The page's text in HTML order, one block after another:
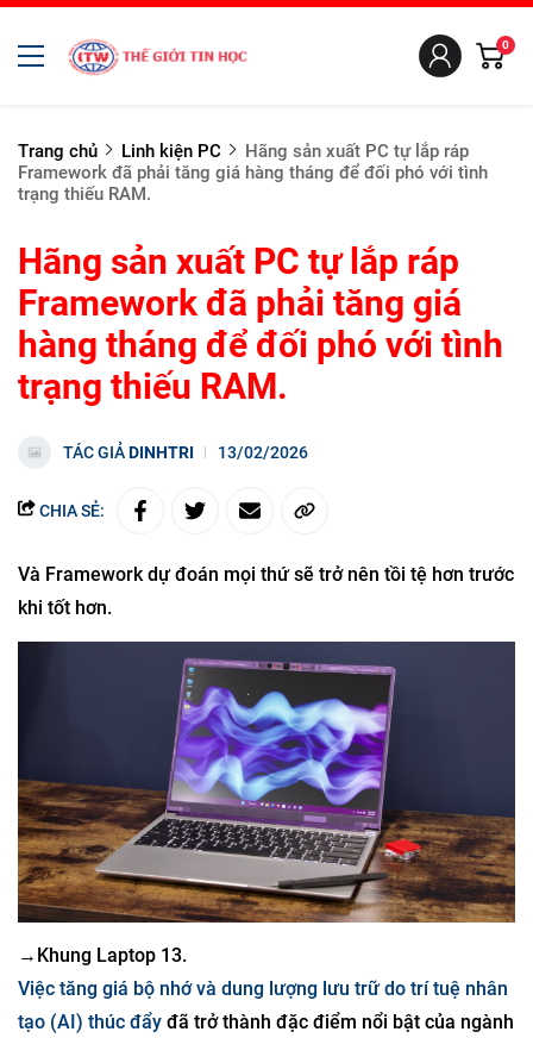
0
Trang chủ Linh kiện PC
Hãng sản xuất PC tự lắp ráp
Framework đã phải tăng giá hàng tháng để đối phó với tình
trạng thiếu RAM.
Hãng sản xuất PC tự lắp ráp
Framework đã phải tăng giá
hàng tháng để đối phó với tình
trạng thiếu RAM.
TÁC GIẢDINHTRI 13/02/2026
CHIA SẺ:
Và Framework dự đoán mọi thứ sẽ trở nên tồi tệ hơn trước
khi tốt hơn.
→ Khung Laptop 13.
Việc tăng giá bộ nhớ và dung lượng lưu trữ do trí tuệ nhân
tạo (AI) thúc đẩy đã trở thành đặc điểm nổi bật của ngành